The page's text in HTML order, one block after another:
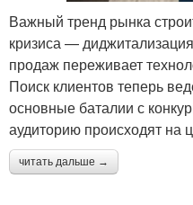
Важный тренд рынка
кризиса —
продаж переживает
Поиск клиентов теперь
основные баталии с
аудиторию происходят на
читать дальше →